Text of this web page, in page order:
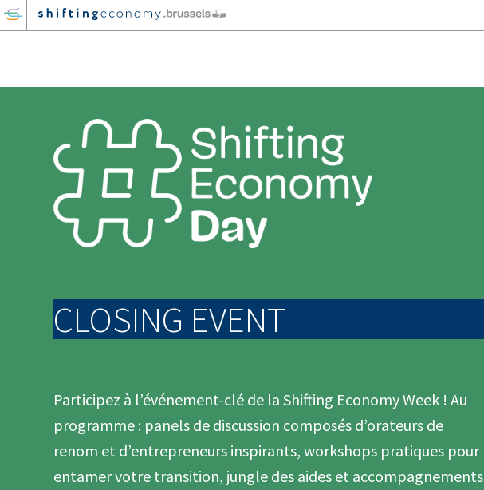
GO
TO
CLOSING EVENT
Participez à l’événement-clé de la Shifting Economy Week ! Au
programme : panels de discussion composés d’orateurs de
renom et d’entrepreneurs inspirants, workshops pratiques pour
entamer votre transition, jungle des aides et accompagnements